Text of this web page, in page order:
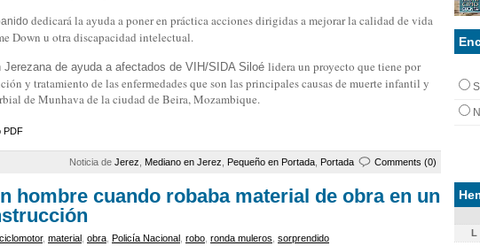
dedicará la ayuda a poner en práctica acciones dirigidas a mejorar la calidad de vida
Down u otra discapacidad intelectual.
Jerezana de ayuda a afectados de VIH/SIDA Siloé lidera un proyecto que tiene por
y tratamiento de las enfermedades que son las principales causas de muerte infantil y
de Munhava de la ciudad de Beira, Mozambique.
PDF
Noticia de Jerez Mediano en Jerez Pequeño en Portada Portada Comments (0)
hombre cuando robaba material de obra en un
ciclomotor, material obra Policía Nacional robo ronda muleros sorprendido
SI
L